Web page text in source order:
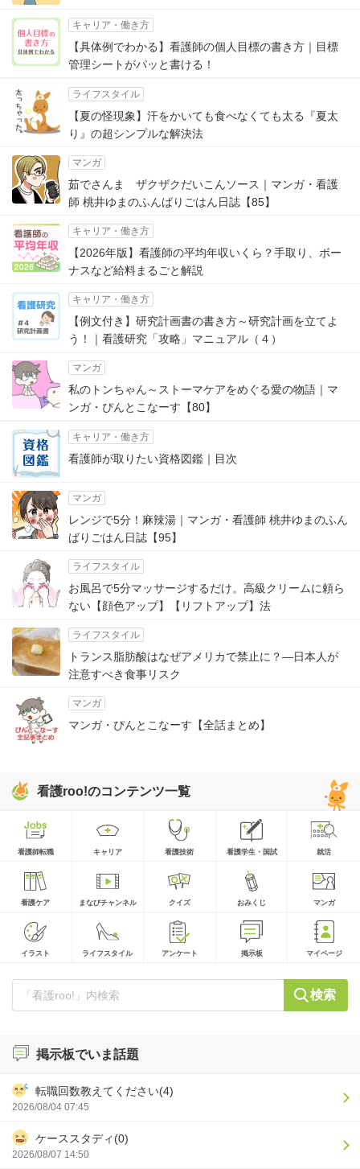
キャリア・働き方
【具体例でわかる】看護師の個人目標の書き方｜目標
管理シートがパッと書ける！
ライフスタイル
【夏の怪現象】汗をかいても食べなくても太る『夏太
り』の超シンプルな解決法
マンガ
茹でさんま ザクザクだいこんソース｜マンガ・看護
師 桃井ゆまのふんばりごはん日誌【85】
キャリア・働き方
【2026年版】看護師の平均年収いくら？手取り、ボー
ナスなど給料まるごと解説
キャリア・働き方
【例文付き】研究計画書の書き方～研究計画を立てよ
う！｜看護研究「攻略」マニュアル（４）
マンガ
私のトンちゃん～ストーマケアをめぐる愛の物語｜マ
ンガ・ぴんとこなーす【80】
キャリア・働き方
看護師が取りたい資格図鑑｜目次
マンガ
レンジで5分！麻辣湯｜マンガ・看護師 桃井ゆまのふん
ばりごはん日誌【95】
ライフスタイル
お風呂で5分マッサージするだけ。高級クリームに頼ら
ない【顔色アップ】【リフトアップ】法
ライフスタイル
トランス脂肪酸はなぜアメリカで禁止に？―日本人が
注意すべき食事リスク
マンガ
マンガ・ぴんとこなーす【全話まとめ】
看護roo!のコンテンツ一覧
看護師転職 キャリア 看護技術 看護学生・国試 就活
看護ケア まなびチャンネル クイズ おみくじ マンガ
イラスト ライフスタイル アンケート 掲示板 マイページ
検索
掲示板でいま話題
転職回数教えてください(4)
2026/08/04 07:45
ケーススタディ(0)
2026/08/07 14:50